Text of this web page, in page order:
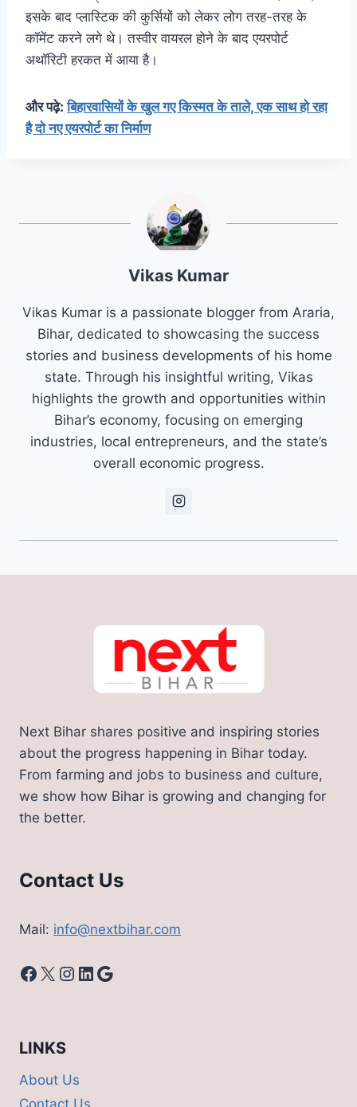
इसके बाद प्लास्टिक की कुर्सियों को लेकर लोग तरह-तरह के
कॉमेंट करने लगे थे। तस्वीर वायरल होने के बाद एयरपोर्ट
अथॉरिटी हरकत में आया है।
और पढ़े:बिहारवासियों के खुल गए किस्मत के ताले, एक साथ हो रहा
है दो नए एयरपोर्ट का निर्माण
Vikas Kumar
Vikas Kumar is a passionate blogger from Araria,
Bihar, dedicated to showcasing the success
stories and business developments of his home
state. Through his insightful writing, Vikas
highlights the growth and opportunities within
Bihar’s economy, focusing on emerging
industries, local entrepreneurs, and the state’s
overall economic progress.
Next Bihar shares positive and inspiring stories
about the progress happening in Bihar today.
From farming and jobs to business and culture,
we show how Bihar is growing and changing for
the better.
Contact Us
Mail: info@nextbihar.com
Facebook
X Instagram
LinkedIn
Google
LINKS
About Us